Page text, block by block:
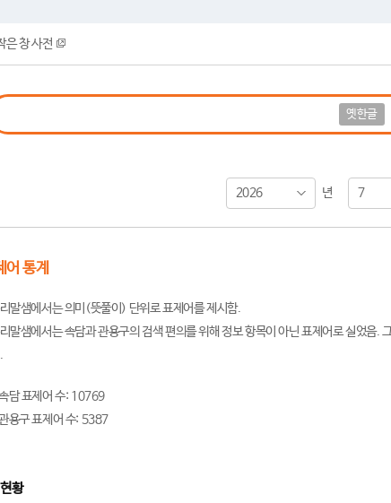
은 창 사전
옛한글
2026 년 7
어 통계
말샘에서는 의미(뜻풀이) 단위로 표제어를 제시함.
말샘에서는 속담과 관용구의 검색 편의를 위해 정보 항목이 아닌 표제어로 실었음.
담 표제어 수: 10769
용구 표제어 수: 5387
황